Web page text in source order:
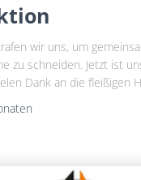
wir uns, um
zu schneiden. Jetzt ist
Dank an die fleißigen